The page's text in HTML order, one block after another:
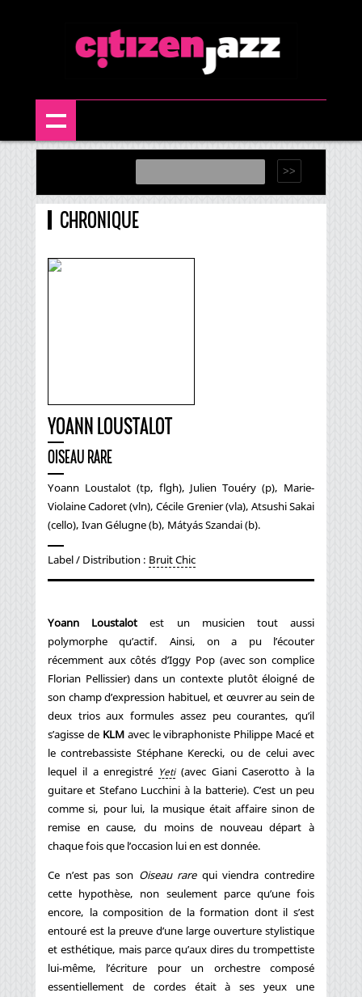
CHRONIQUE
YOANN LOUSTALOT
OISEAU RARE
Yoann Loustalot (tp, flgh), Julien Touéry (p), Marie-
Violaine Cadoret (vln), Cécile Grenier (vla), Atsushi Sakai
(cello), Ivan Gélugne (b), Mátyás Szandai (b).
Label / Distribution : Bruit Chic
Yoann Loustalot est un musicien tout aussi
polymorphe qu’actif. Ainsi, on a pu l’écouter
récemment aux côtés d’Iggy Pop (avec son complice
Florian Pellissier) dans un contexte plutôt éloigné de
son champ d’expression habituel, et œuvrer au sein de
deux trios aux formules assez peu courantes, qu’il
s’agisse de KLMavec le vibraphoniste Philippe Macé et
le contrebassiste Stéphane Kerecki, ou de celui avec
lequel il a enregistré Yeti(avec Giani Caserotto à la
guitare et Stefano Lucchini à la batterie). C’est un peu
comme si, pour lui, la musique était affaire sinon de
remise en cause, du moins de nouveau départ à
chaque fois que l’occasion lui en est donnée.
Ce n’est pas son Oiseau rarequi viendra contredire
cette hypothèse, non seulement parce qu’une fois
encore, la composition de la formation dont il s’est
entouré est la preuve d’une large ouverture stylistique
et esthétique, mais parce qu’aux dires du trompettiste
lui-même, l’écriture pour un orchestre composé
essentiellement de cordes était à ses yeux une